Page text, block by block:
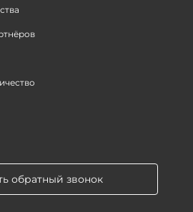
обратный звонок